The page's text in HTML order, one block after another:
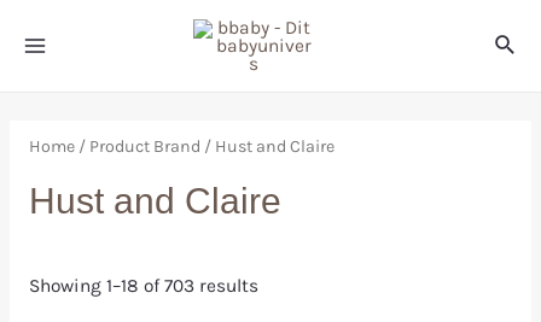
Home/ Product Brand / Hust and Claire
Hust and Claire
Showing 1–18 of 703 results